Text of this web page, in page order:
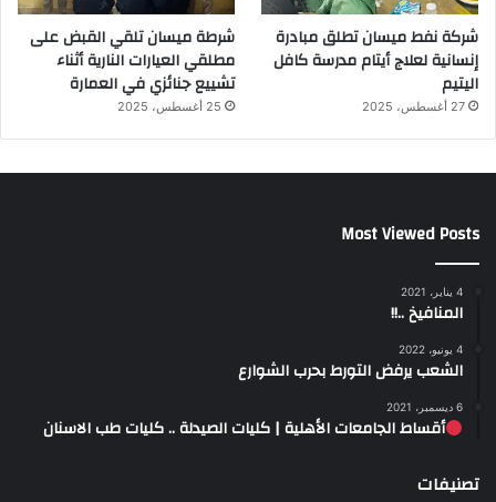
شركة نفط ميسان تطلق مبادرة
إنسانية لعلاج أيتام مدرسة كافل
اليتيم
27 أغسطس، 2025
شرطة ميسان تلقي القبض على
مطلقي العيارات النارية أثناء
تشييع جنائزي في العمارة
25 أغسطس، 2025
Most Viewed Posts
4 يناير، 2021
المنافيخ ..!!
4 يونيو، 2022
الشعب يرفض التورط بحرب الشوارع
6 ديسمبر، 2021
أقساط الجامعات الأهلية | كليات الصيدلة .. كليات طب الاسنان
تصنيفات